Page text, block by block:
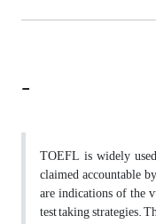
-
TOEFL is widely
claimed accountable
are indications of the
test taking strategies.